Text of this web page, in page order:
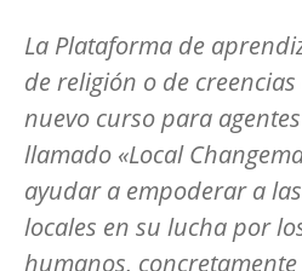
La Plataforma de
de religión o de
nuevo curso para
llamado «Local
ayudar a empoderar a
locales en su lucha por
humanos,